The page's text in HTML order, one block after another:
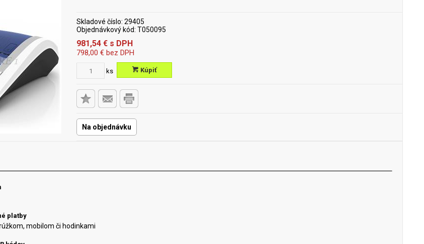
Skladové číslo: 29405
Objednávkový kód: T050095
981,54 € s DPH
798,00 € bez DPH
ks Kúpiť
Na objednávku
platby
mobilom či hodinkami